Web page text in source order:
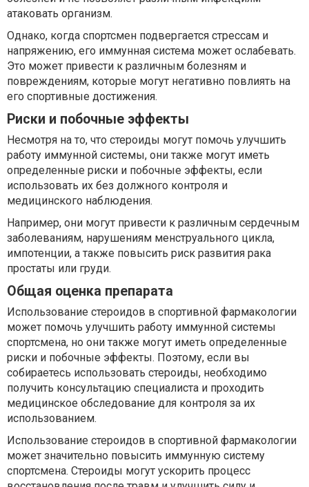
атаковать организм.
Однако, когда спортсмен подвергается стрессам и
напряжению, его иммунная система может ослабевать.
Это может привести к различным болезням и
повреждениям, которые могут негативно повлиять на
его спортивные достижения.
Риски и побочные эффекты
Несмотря на то, что стероиды могут помочь улучшить
работу иммунной системы, они также могут иметь
определенные риски и побочные эффекты, если
использовать их без должного контроля и
медицинского наблюдения.
Например, они могут привести к различным сердечным
заболеваниям, нарушениям менструального цикла,
импотенции, а также повысить риск развития рака
простаты или груди.
Общая оценка препарата
Использование стероидов в спортивной фармакологии
может помочь улучшить работу иммунной системы
спортсмена, но они также могут иметь определенные
риски и побочные эффекты. Поэтому, если вы
собираетесь использовать стероиды, необходимо
получить консультацию специалиста и проходить
медицинское обследование для контроля за их
использованием.
Использование стероидов в спортивной фармакологии
может значительно повысить иммунную систему
спортсмена. Стероиды могут ускорить процесс